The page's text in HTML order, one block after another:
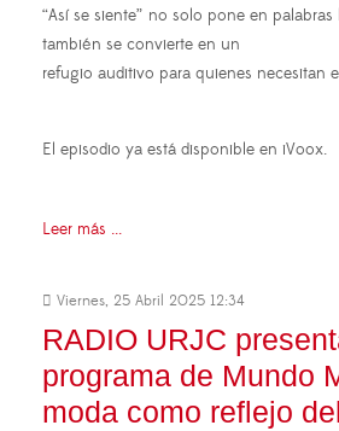
“Así se siente” no solo pone en
también se convierte en un
refugio auditivo para quienes necesitan
El episodio ya está disponible en iVoox.
Leer más ...
Viernes, 25 Abril 2025 12:34
RADIO URJC
programa de Mundo
moda como reflejo